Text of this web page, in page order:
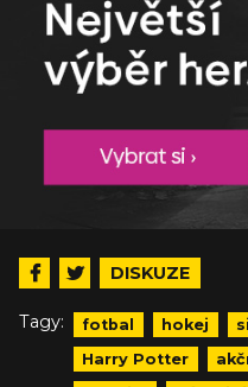
DISKUZE
Tagy: fotbal hokej
Harry Potter